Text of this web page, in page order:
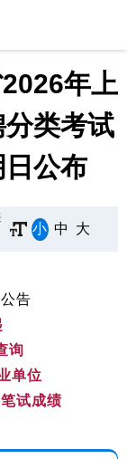
年上
类考试
公布
小 中 大
告
询
单位
试成绩